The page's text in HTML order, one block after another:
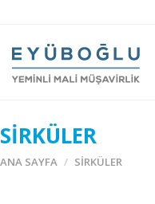
SİRKÜLER
ANA SAYFA SİRKÜLER